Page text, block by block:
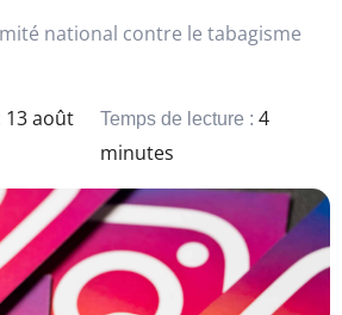
national contre le tabagisme
13 août
Temps de lecture : 4
minutes